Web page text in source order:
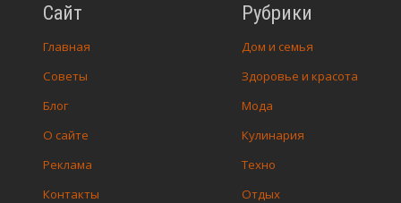
Сайт
Главная
Советы
Блог
О сайте
Реклама
Контакты
Рубрики
Дом и семья
Здоровье и красота
Мода
Кулинария
Техно
Отдых